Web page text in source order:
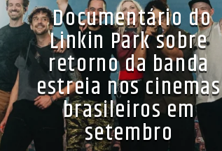
Documentário do
Linkin Park sobre
retorno da banda
estreia nos cinemas
brasileiros em
setembro